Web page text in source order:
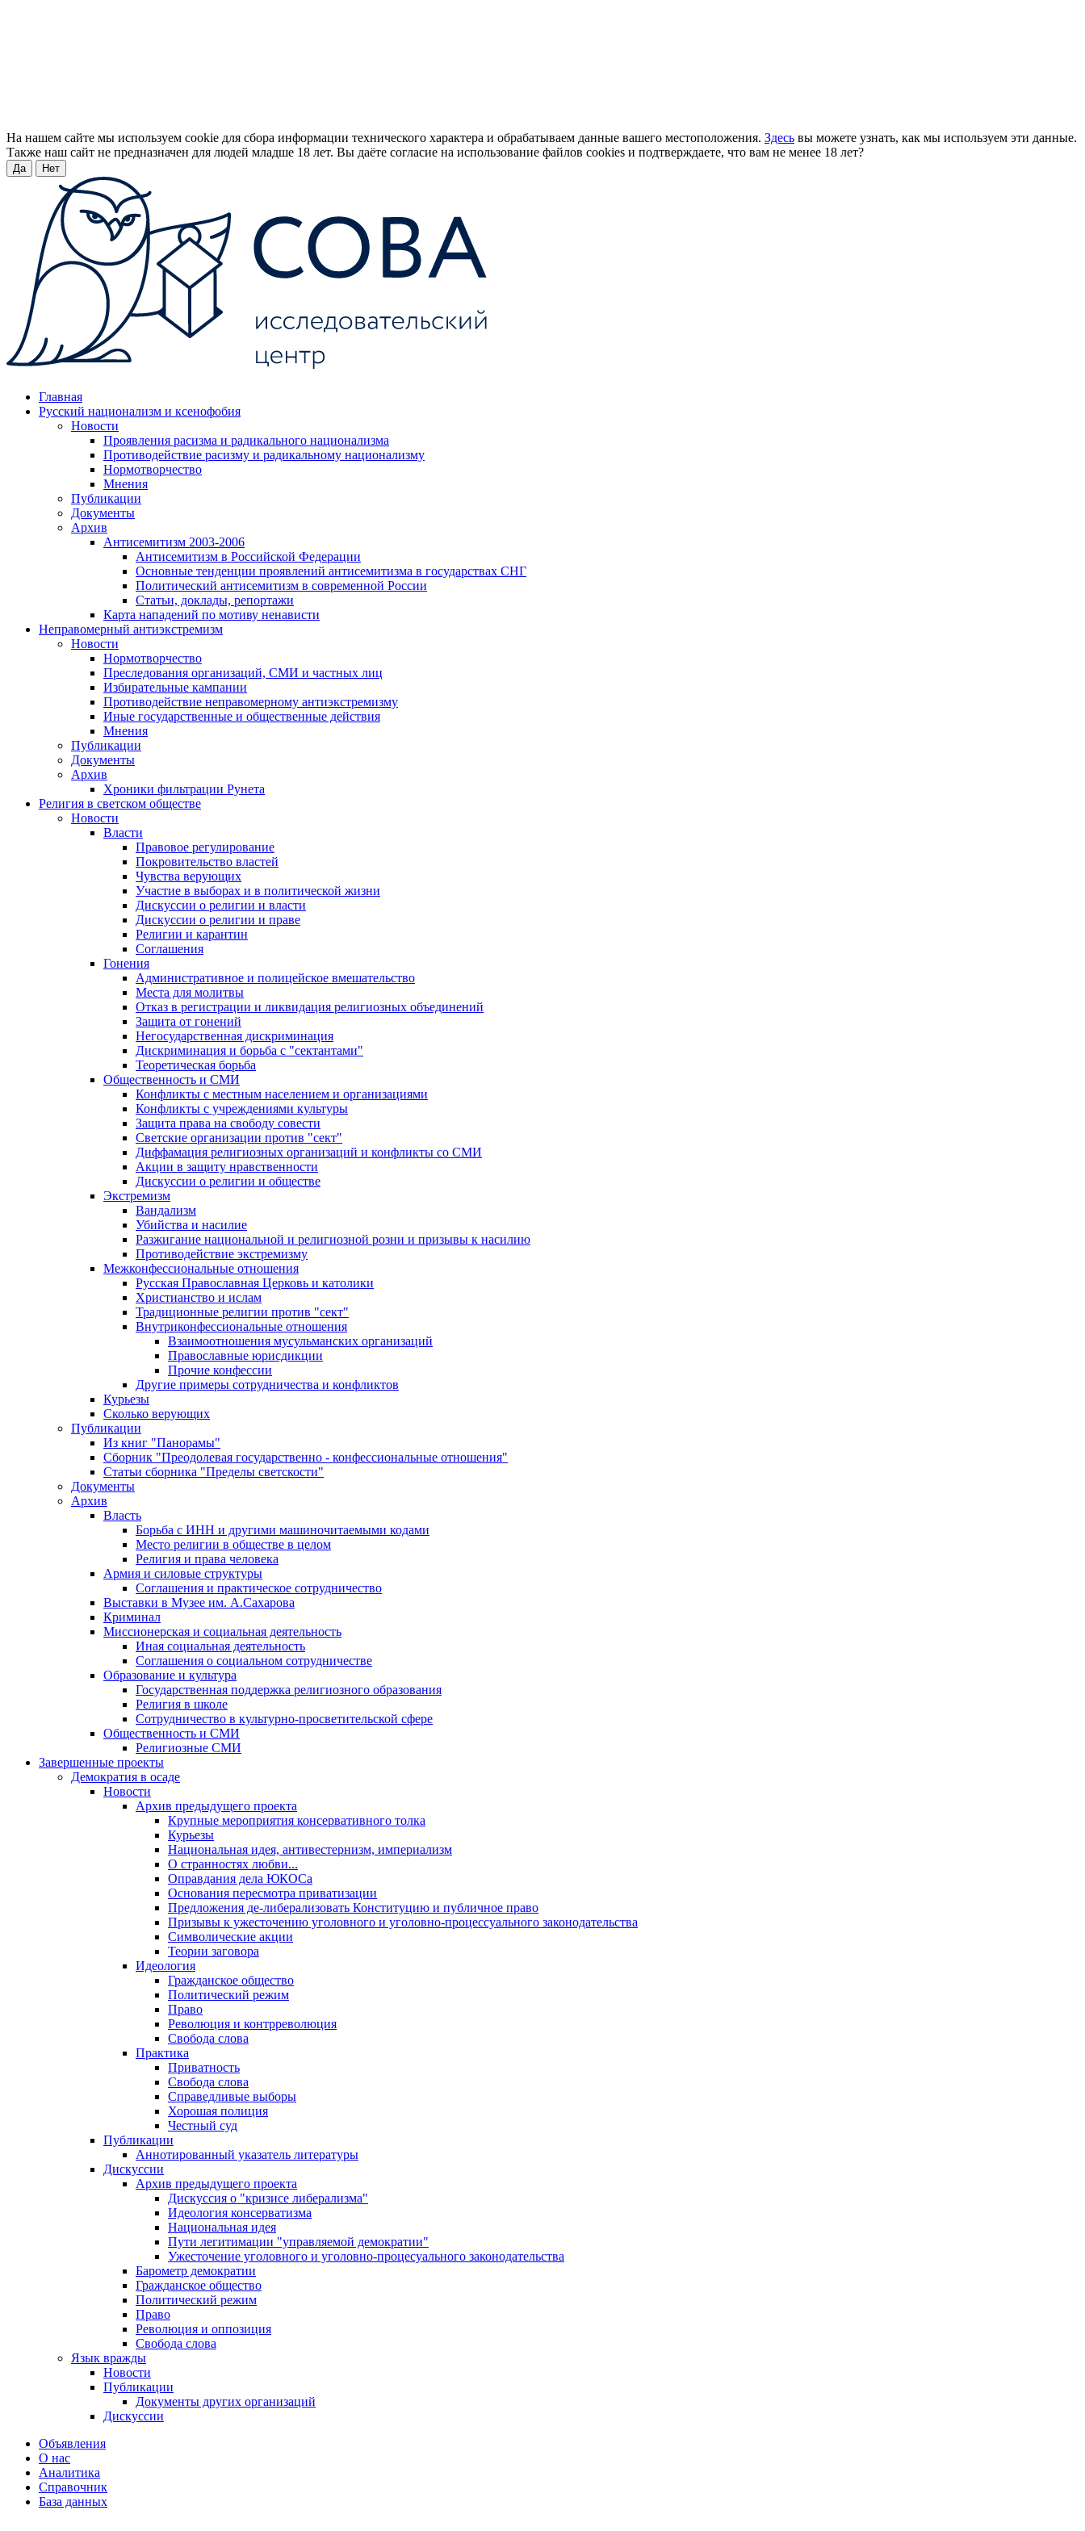
На нашем сайте мы используем cookie для сбора информации технического характера и обрабатываем данные вашего местоположения. Здесь вы можете узнать, как мы используем эти данные.
Также наш сайт не предназначен для людей младше 18 лет. Вы даёте согласие на использование файлов cookies и подтверждаете, что вам не менее 18 лет?
Да Нет
Главная
Русский национализм и ксенофобия
Новости
Проявления расизма и радикального национализма
Противодействие расизму и радикальному национализму
Нормотворчество
Мнения
Публикации
Документы
Архив
Антисемитизм 2003-2006
Антисемитизм в Российской Федерации
Основные тенденции проявлений антисемитизма в государствах СНГ
Политический антисемитизм в современной России
Статьи, доклады, репортажи
Карта нападений по мотиву ненависти
Неправомерный антиэкстремизм
Новости
Нормотворчество
Преследования организаций, СМИ и частных лиц
Избирательные кампании
Противодействие неправомерному антиэкстремизму
Иные государственные и общественные действия
Мнения
Публикации
Документы
Архив
Хроники фильтрации Рунета
Религия в светском обществе
Новости
Власти
Правовое регулирование
Покровительство властей
Чувства верующих
Участие в выборах и в политической жизни
Дискуссии о религии и власти
Дискуссии о религии и праве
Религии и карантин
Соглашения
Гонения
Административное и полицейское вмешательство
Места для молитвы
Отказ в регистрации и ликвидация религиозных объединений
Защита от гонений
Негосударственная дискриминация
Дискриминация и борьба с "сектантами"
Теоретическая борьба
Общественность и СМИ
Конфликты с местным населением и организациями
Конфликты с учреждениями культуры
Защита права на свободу совести
Светские организации против "сект"
Диффамация религиозных организаций и конфликты со СМИ
Акции в защиту нравственности
Дискуссии о религии и обществе
Экстремизм
Вандализм
Убийства и насилие
Разжигание национальной и религиозной розни и призывы к насилию
Противодействие экстремизму
Межконфессиональные отношения
Русская Православная Церковь и католики
Христианство и ислам
Традиционные религии против "сект"
Внутриконфессиональные отношения
Взаимоотношения мусульманских организаций
Православные юрисдикции
Прочие конфессии
Другие примеры сотрудничества и конфликтов
Курьезы
Сколько верующих
Публикации
Из книг "Панорамы"
Сборник "Преодолевая государственно - конфессиональные отношения"
Статьи сборника "Пределы светскости"
Документы
Архив
Власть
Борьба с ИНН и другими машиночитаемыми кодами
Место религии в обществе в целом
Религия и права человека
Армия и силовые структуры
Соглашения и практическое сотрудничество
Выставки в Музее им. А.Сахарова
Криминал
Миссионерская и социальная деятельность
Иная социальная деятельность
Соглашения о социальном сотрудничестве
Образование и культура
Государственная поддержка религиозного образования
Религия в школе
Сотрудничество в культурно-просветительской сфере
Общественность и СМИ
Религиозные СМИ
Завершенные проекты
Демократия в осаде
Новости
Архив предыдущего проекта
Крупные мероприятия консервативного толка
Курьезы
Национальная идея, антивестернизм, империализм
О странностях любви...
Оправдания дела ЮКОСа
Основания пересмотра приватизации
Предложения де-либерализовать Конституцию и публичное право
Призывы к ужесточению уголовного и уголовно-процессуального законодательства
Символические акции
Теории заговора
Идеология
Гражданское общество
Политический режим
Право
Революция и контрреволюция
Свобода слова
Практика
Приватность
Свобода слова
Справедливые выборы
Хорошая полиция
Честный суд
Публикации
Аннотированный указатель литературы
Дискуссии
Архив предыдущего проекта
Дискуссия о "кризисе либерализма"
Идеология консерватизма
Национальная идея
Пути легитимации "управляемой демократии"
Ужесточение уголовного и уголовно-процесуального законодательства
Барометр демократии
Гражданское общество
Политический режим
Право
Революция и оппозиция
Свобода слова
Язык вражды
Новости
Публикации
Документы других организаций
Дискуссии
Объявления
О нас
Аналитика
Справочник
База данных